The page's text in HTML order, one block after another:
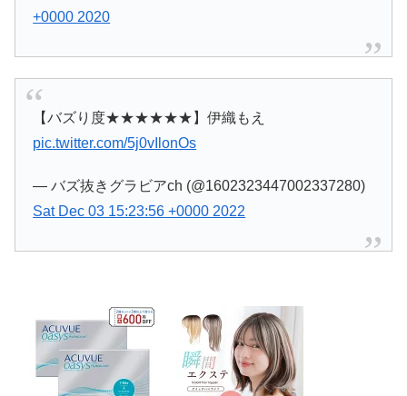
+0000 2020
【バズり度★★★★★★】伊織もえ
pic.twitter.com/5j0vIlonOs
— バズ抜きグラビアch (@1602323447002337280)
Sat Dec 03 15:23:56 +0000 2022